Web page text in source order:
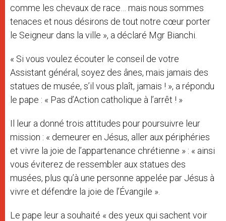
comme les chevaux de race… mais nous sommes
tenaces et nous désirons de tout notre cœur porter
le Seigneur dans la ville », a déclaré Mgr Bianchi.
« Si vous voulez écouter le conseil de votre
Assistant général, soyez des ânes, mais jamais des
statues de musée, s’il vous plaît, jamais ! », a répondu
le pape : « Pas d’Action catholique à l’arrêt ! »
Il leur a donné trois attitudes pour poursuivre leur
mission : « demeurer en Jésus, aller aux périphéries
et vivre la joie de l’appartenance chrétienne » : « ainsi
vous éviterez de ressembler aux statues des
musées, plus qu’à une personne appelée par Jésus à
vivre et défendre la joie de l’Évangile ».
Le pape leur a souhaité « des yeux qui sachent voir